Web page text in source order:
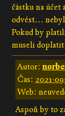
částku na
odvést...
Pokud by
museli
Autor:
Čas: 2021-
Web:
Aspoň by to